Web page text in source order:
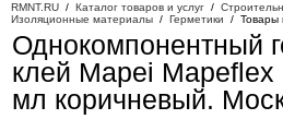
RMNT.RU / Каталог товаров и услуг /
Изоляционные материалы / Герметики / Товары
Однокомпонентный
клей Mapei Mapeflex
мл коричневый.